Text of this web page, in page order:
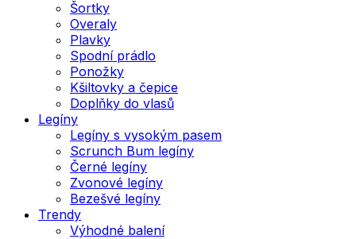
Šortky
Overaly
Plavky
Spodní prádlo
Ponožky
Kšiltovky a čepice
Doplňky do vlasů
Legíny
Legíny s vysokým pasem
Scrunch Bum legíny
Černé legíny
Zvonové legíny
Bezešvé legíny
Trendy
Výhodné balení